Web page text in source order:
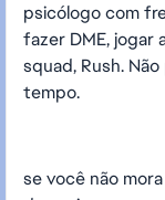
psicólogo com
fazer DME, jogar
squad, Rush.
tempo.
se você não